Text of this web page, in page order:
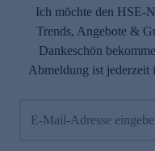
Ich möchte den HSE-
Trends, Angebote &
Dankeschön
Abmeldung ist
E-Mail-Adresse